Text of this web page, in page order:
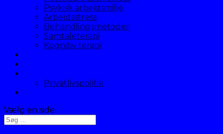
Psykisk arbejdsmiljø
Arbejdsstress
Behandlingsmetoder
Samtaleterapi
Kognitiv terapi
Privatlivspolitik
Vælg en side